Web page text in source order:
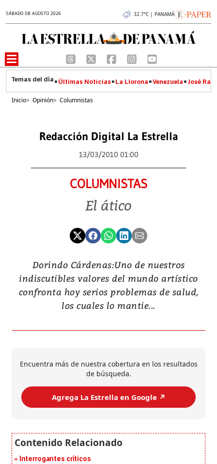
SÁBADO 08 AGOSTO 2026 32.7°C | PANAMÁ
Últimas Noticias La Llorona Venezuela José
Inicio> Opinión> Columnistas
Redacción Digital La Estrella
13/03/2010 01:00
COLUMNISTAS
El ático
Dorindo Cárdenas:Uno de nuestros
indiscutibles valores del mundo artístico
confronta hoy serios problemas de salud,
los cuales lo mantie...
Encuentra más de nuestra cobertura en los resultados
de búsqueda.
Agrega La Estrella en Google ↗️
Interrogantes críticos